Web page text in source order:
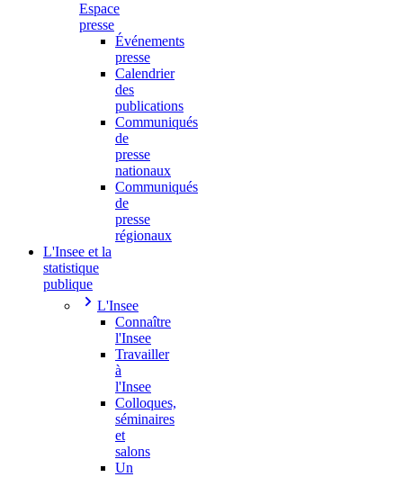
Espace
presse
Événements
presse
Calendrier
des
publications
Communiqués
de
presse
nationaux
Communiqués
de
presse
régionaux
L'Insee et la
statistique
publique
L'Insee
Connaître
l'Insee
Travailler
à
l'Insee
Colloques,
séminaires
et
salons
Un